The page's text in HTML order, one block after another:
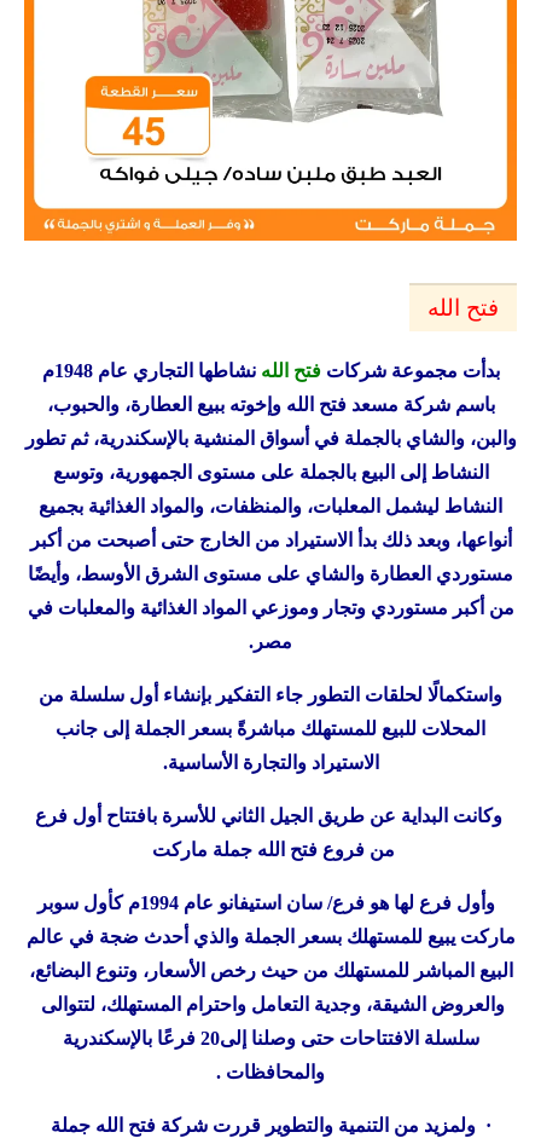
فتح الله
بدأت مجموعة شركاتفتح الله
نشاطها التجاري عام 1948م
باسم شركة مسعد فتح الله وإخوته ببيع العطارة، والحبوب،
والبن، والشاي بالجملة في أسواق المنشية بالإسكندرية، ثم تطور
النشاط إلى البيع بالجملة على مستوى الجمهورية، وتوسع
النشاط ليشمل المعلبات، والمنظفات، والمواد الغذائية بجميع
أنواعها، وبعد ذلك بدأ الاستيراد من الخارج حتى أصبحت من أكبر
مستوردي العطارة والشاي على مستوى الشرق الأوسط، وأيضًا
من أكبر مستوردي وتجار وموزعي المواد الغذائية والمعلبات في
مصر.
واستكمالًا لحلقات التطور جاء التفكير بإنشاء أول سلسلة من
المحلات للبيع للمستهلك مباشرةً بسعر الجملة إلى جانب
الاستيراد والتجارة الأساسية.
وكانت البداية عن طريق الجيل الثاني للأسرة بافتتاح أول فرع
من فروع فتح الله جملة ماركت
وأول فرع لها هو فرع/ سان استيفانو عام 1994م كأول سوبر
ماركت يبيع للمستهلك بسعر الجملة والذي أحدث ضجة في عالم
البيع المباشر للمستهلك من حيث رخص الأسعار، وتنوع البضائع،
والعروض الشيقة، وجدية التعامل واحترام المستهلك، لتتوالى
سلسلة الافتتاحات حتى وصلنا إلى20 فرعًا بالإسكندرية
والمحافظات .
· ولمزيد من التنمية والتطوير قررت شركة فتح الله جملة